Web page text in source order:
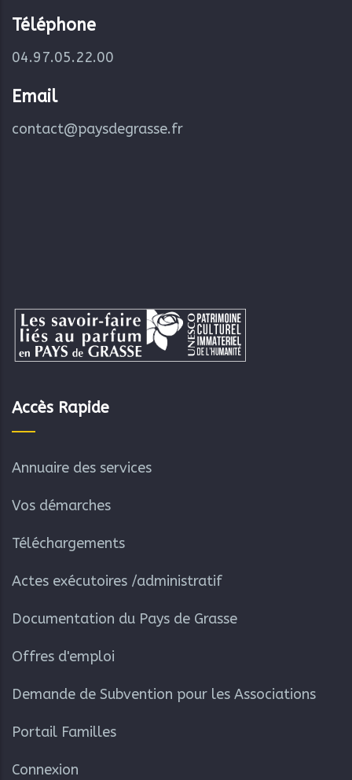
Téléphone
04.97.05.22.00
Email
contact@paysdegrasse.fr
Accès Rapide
Annuaire des services
Vos démarches
Téléchargements
Actes exécutoires /administratif
Documentation du Pays de Grasse
Offres d'emploi
Demande de Subvention pour les Associations
Portail Familles
Connexion